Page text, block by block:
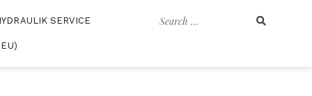
Search
SERVICE